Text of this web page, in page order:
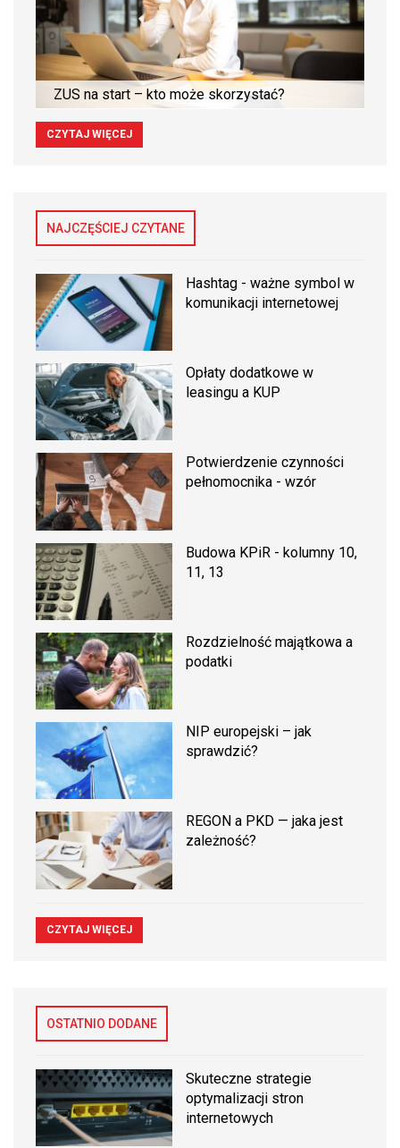
ZUS na start – kto może skorzystać?
CZYTAJ WIĘCEJ
NAJCZĘŚCIEJ CZYTANE
Hashtag - ważne symbol w
komunikacji internetowej
Opłaty dodatkowe w
leasingu a KUP
Potwierdzenie czynności
pełnomocnika - wzór
Budowa KPiR - kolumny 10,
11, 13
Rozdzielność majątkowa a
podatki
NIP europejski – jak
sprawdzić?
REGON a PKD — jaka jest
zależność?
CZYTAJ WIĘCEJ
OSTATNIO DODANE
Skuteczne strategie
optymalizacji stron
internetowych